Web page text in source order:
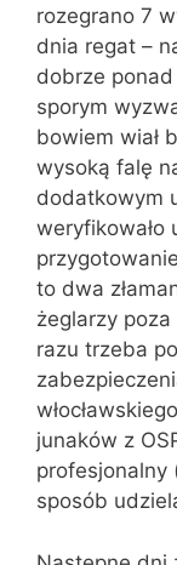
rozegrano 7
dnia regat –
dobrze
sporym
bowiem wiał
wysoką falę
dodatkowym
weryfikowało
to dwa
żeglarzy
razu trzeba
junaków z
profesjonalny
sposób